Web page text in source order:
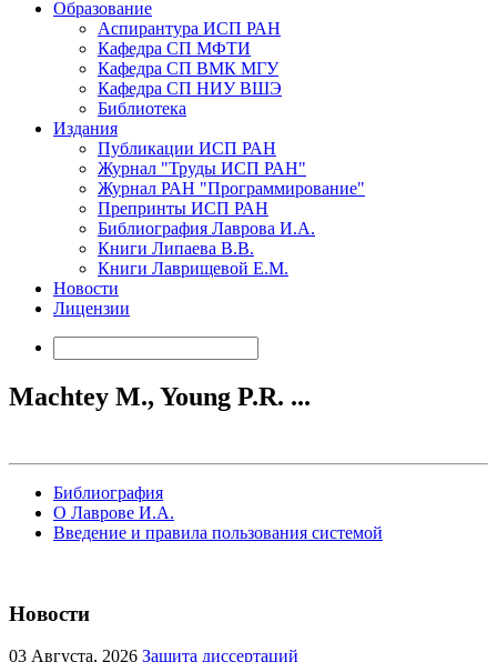
Образование
Аспирантура ИСП РАН
Кафедра СП МФТИ
Кафедра СП ВМК МГУ
Кафедра СП НИУ ВШЭ
Библиотека
Издания
Публикации ИСП РАН
Журнал "Труды ИСП РАН"
Журнал РАН "Программирование"
Препринты ИСП РАН
Библиография Лаврова И.А.
Книги Липаева В.В.
Книги Лаврищевой Е.М.
Новости
Лицензии
Machtey M., Young P.R. ...
Библиография
О Лаврове И.А.
Введение и правила пользования системой
Новости
03 Августа, 2026 Защита диссертаций